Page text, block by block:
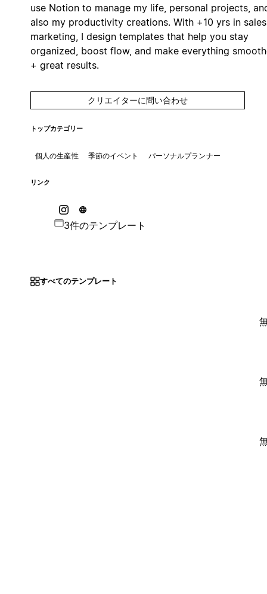
use Notion to manage my life, personal projects,
also my productivity creations. With +10 yrs in
marketing, I design templates that help you stay
organized, boost flow, and make everything
+ great results.
クリエイターに問い合わせ
トップカテゴリー
個人の生産性 季節のイベント パーソナルプランナー
リンク
3件のテンプレート
すべてのテンプレート